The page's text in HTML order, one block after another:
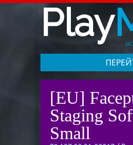
Play
[EU]
Staging
Small